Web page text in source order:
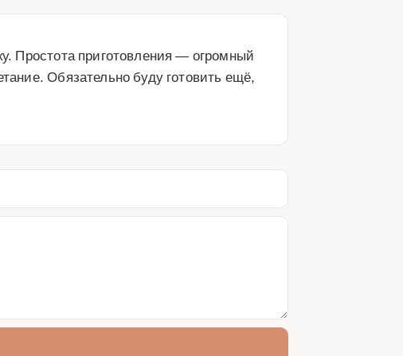
Простота приготовления — огромный
Обязательно буду готовить ещё,